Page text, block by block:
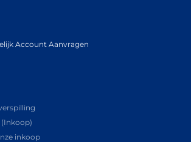
Account Aanvragen
inkoop